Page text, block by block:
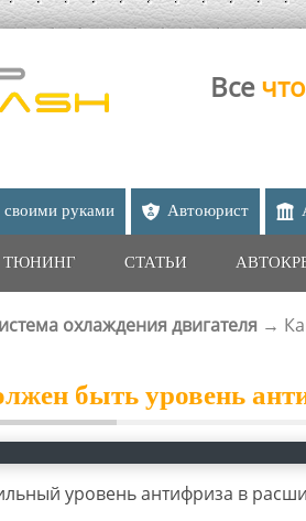
Все что
своими руками Автоюрист
ТЮНИНГ СТАТЬИ
охлаждения двигателя →
быть уровень